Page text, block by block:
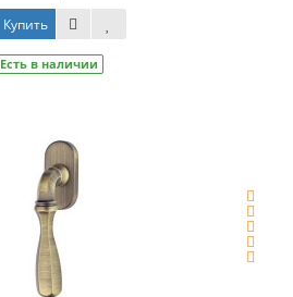
Купить
Есть в наличии